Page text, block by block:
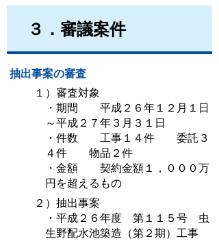
３．審議案件
抽出事案の審査
１）審査対象
・期間 平成２６年１２月１日
～平成２７年３月３１日
・件数 工事１４件 委託３
４件 物品２件
・金額 契約金額１，０００万
円を超えるもの
２）抽出事案
・平成２６年度 第１１５号 虫
生野配水池築造（第２期）工事